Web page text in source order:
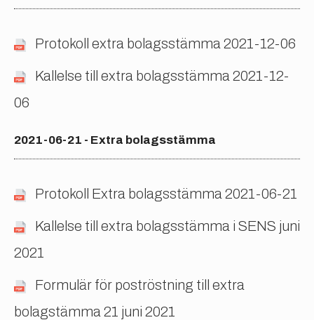
Protokoll extra bolagsstämma 2021-12-06
Kallelse till extra bolagsstämma 2021-12-
06
2021-06-21 - Extra bolagsstämma
Protokoll Extra bolagsstämma 2021-06-21
Kallelse till extra bolagsstämma i SENS juni
2021
Formulär för poströstning till extra
bolagstämma 21 juni 2021